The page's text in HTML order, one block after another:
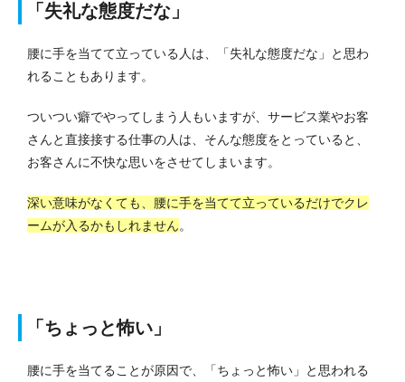
「失礼な態度だな」
腰に手を当てて立っている人は、「失礼な態度だな」と思わ
れることもあります。
ついつい癖でやってしまう人もいますが、サービス業やお客
さんと直接接する仕事の人は、そんな態度をとっていると、
お客さんに不快な思いをさせてしまいます。
深い意味がなくても、腰に手を当てて立っているだけでクレ
ームが入るかもしれません。
「ちょっと怖い」
腰に手を当てることが原因で、「ちょっと怖い」と思われる